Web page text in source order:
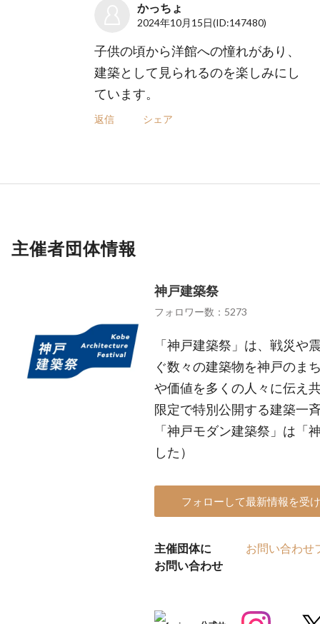
かっちょ
2024年10月15日(ID:147480)
子供の頃から洋館への憧れがあり、
建築として見られるのを楽しみにし
ています。
返信 シェア
主催者団体情報
神戸建築祭
フォロワー数：5273
「神戸建築祭」は、戦災や
ぐ数々の建築物を神戸のま
や価値を多くの人々に伝え
限定で特別公開する建築一
「神戸モダン建築祭」は「
した）
フォローして最新情報を受
主催団体に
お問い合わせ
お問い合わせ